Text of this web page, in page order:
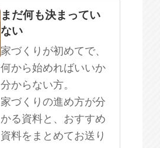
まだ何も決まってい
ない
家づくりが初めてで、
何から始めればいいか
分からない方。
家づくりの進め方が分
かる資料と、おすすめ
資料をまとめてお送り